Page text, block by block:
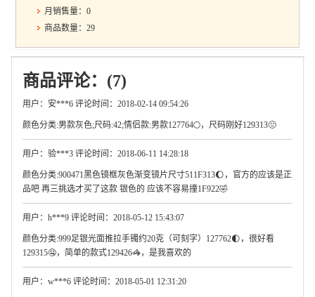
月销售量：0
商品数量：29
商品评论：(7)
用户：安***6 评论时间：2018-02-14 09:54:26
颜色分类:男款灰色;尺码:42;情侣款:男款127764🌕，尺码刚好129313🤢
用户：验***3 评论时间：2018-06-11 14:28:18
颜色分类:900471黑色镜框灰色渐变镜片尺寸511F313🌔，官方的应该是正
品吧 再三挑选才买了这款 银色的 应该不容易撞1F922🤣
用户：h***9 评论时间：2018-05-12 15:43:07
颜色分类:999足银光面推拉手镯约20克（可刻字）127762🌓，很好看
129315🤤，简单的款式129426🦓，是我喜欢的
用户：w***6 评论时间：2018-05-01 12:31:20